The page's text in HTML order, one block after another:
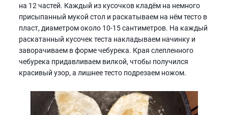
на 12 частей. Каждый из кусочков кладём на немного
присыпанный мукой стол и раскатываем на нём тесто в
пласт, диаметром около 10-15 сантиметров. На каждый
раскатанный кусочек теста накладываем начинку и
заворачиваем в форме чебурека. Края слепленного
чебурека придавливаем вилкой, чтобы получился
красивый узор, а лишнее тесто подрезаем ножом.